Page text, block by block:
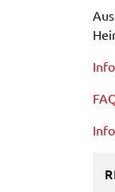
Cookie
Cookie